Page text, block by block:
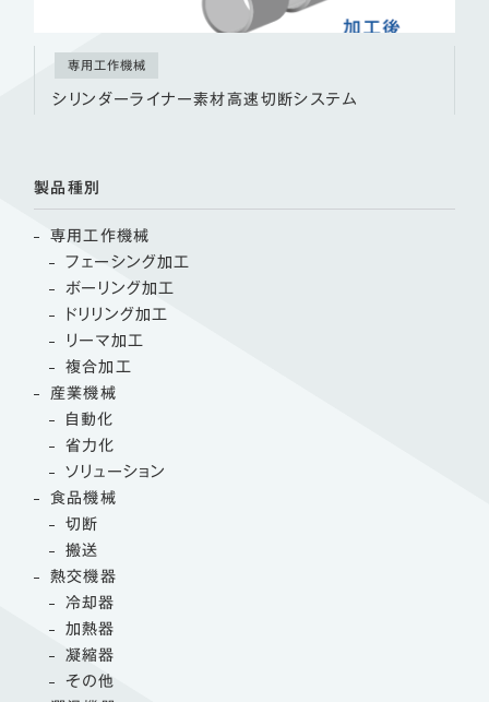
専用工作機械
シリンダーライナー素材高速切断システム
製品種別
専用工作機械
フェーシング加工
ボーリング加工
ドリリング加工
リーマ加工
複合加工
産業機械
自動化
省力化
ソリューション
食品機械
切断
搬送
熱交機器
冷却器
加熱器
凝縮器
その他